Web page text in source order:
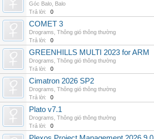
Góc Balo Balo
Trả lời:
0
COMET 3
Drograms Thông gió thông thường
Trả lời:
0
GREENHILLS MULTI 2023 for ARM
Drograms Thông gió thông thường
Trả lời:
0
Cimatron 2026 SP2
Drograms Thông gió thông thường
Trả lời:
0
Plato v7.1
Drograms Thông gió thông thường
Trả lời:
0